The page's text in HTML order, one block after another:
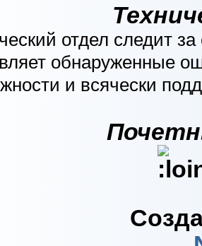
отдел следит
обнаруженные
и всячески